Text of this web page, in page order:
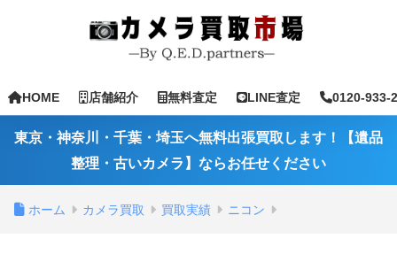
HOME 店舗紹介 無料査定 LINE査定 0120-933-
東京・神奈川・千葉・埼玉へ無料出張買取します！【遺品
整理・古いカメラ】ならお任せください
ホーム カメラ買取 買取実績 ニコン